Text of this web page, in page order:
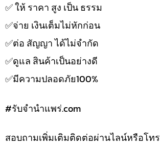
✅️ ให้ ราคา สูง เป็น ธรรม
✅️จ่าย เงินเต็มไม่หักก่อน
✅️ต่อ สัญญา ได้ไม่จำกัด
✅️ดูแล สินค้าเป็นอย่างดี
✅️มีความปลอดภัย100%
#รับจํานําแพร่.com
สอบถามเพิ่มเติมติดต่อผ่านไลน์หรือโทร